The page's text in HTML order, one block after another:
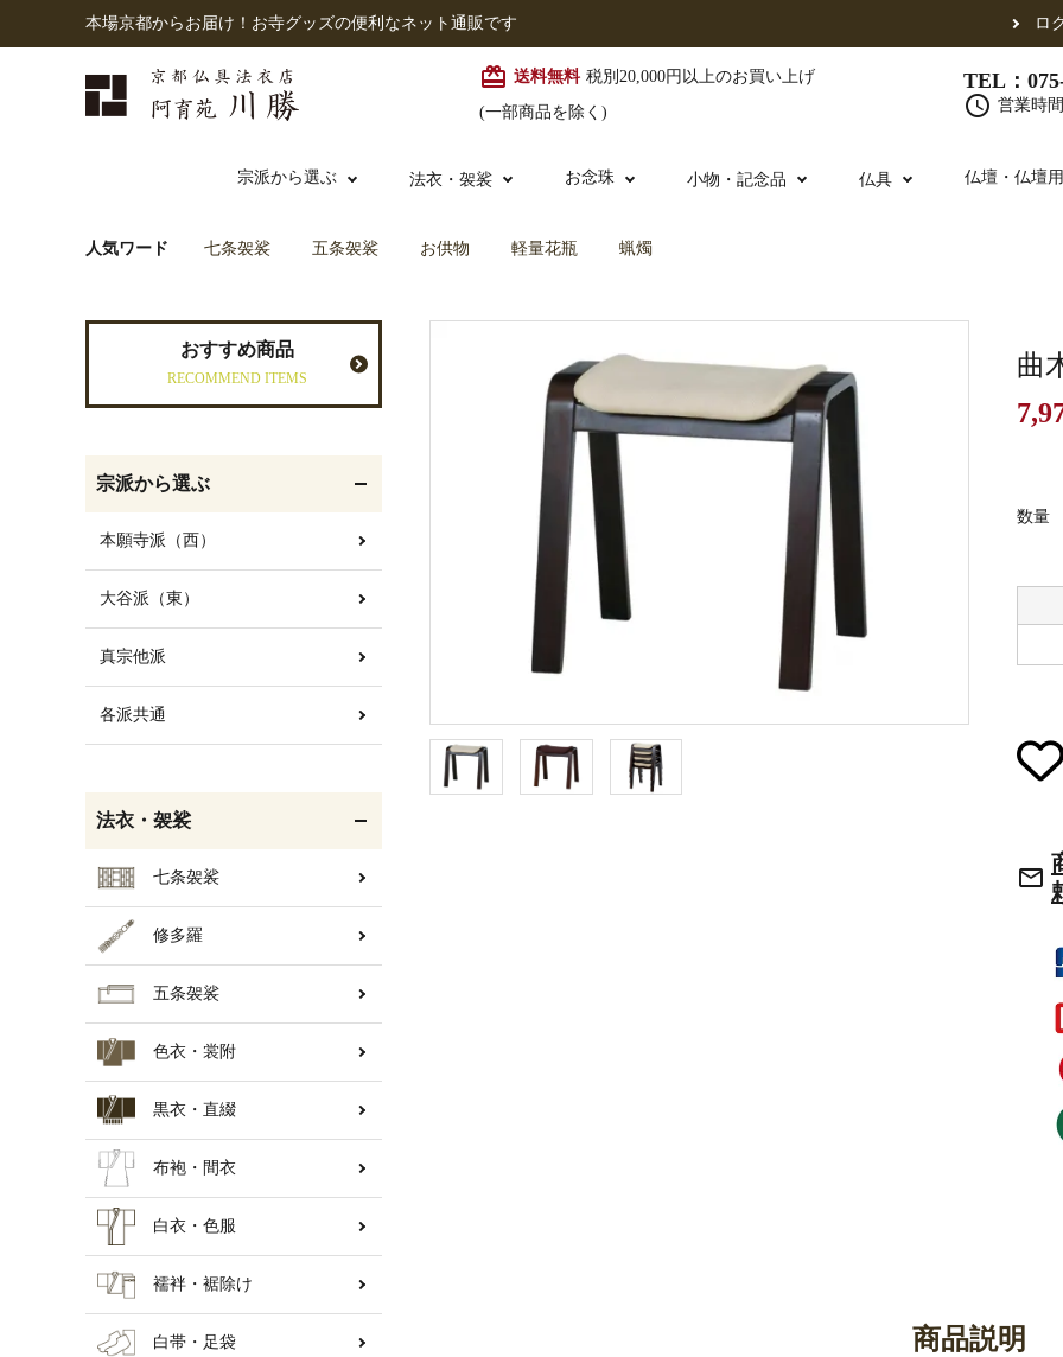
本場京都からお届け！お寺グッズの便利なネット通販です ロ
card_giftcard 送料無料 税別20,000円以上のお買い上げ
(一部商品を除く)
TEL：
schedule 営業時
宗派から選ぶ
本願寺派（西） 大谷派（東）
法衣・袈裟
布袍・間衣
草履・はきもの
式章・略肩衣
法衣かばん・中
お念珠
本連念珠（僧侶用）
小物・記念品
書籍
仏具
金香炉・花瓶・火立
ご法要用品・箱類 椅子・机・そ
戸帳・華鬘
欄間・障子・襖・翠簾
納骨壇
仏壇・仏壇
お仏壇の引き取り
人気ワード 七条袈裟 五条袈裟 お供物 軽量花瓶 蝋燭
曲
数量
mail_outline
商品説明
おすすめ商品
RECOMMEND ITEMS
宗派から選ぶ
本願寺派（西）
大谷派（東）
真宗他派
各派共通
法衣・袈裟
七条袈裟
修多羅
五条袈裟
色衣・裳附
黒衣・直綴
布袍・間衣
白衣・色服
襦袢・裾除け
白帯・足袋